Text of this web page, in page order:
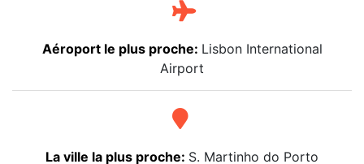
Aéroport le plus proche: Lisbon International
Airport
La ville la plus proche: S. Martinho do Porto